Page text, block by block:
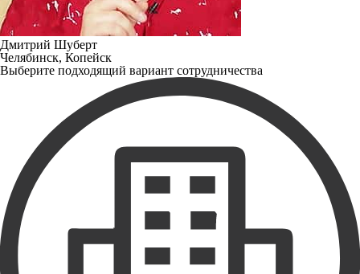
Дмитрий Шуберт
Челябинск, Копейск
Выберите подходящий вариант сотрудничества